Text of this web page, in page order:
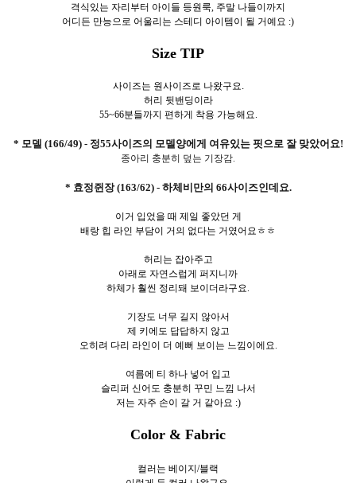
격식있는 자리부터 아이들 등원룩, 주말 나들이까지
어디든 만능으로 어울리는 스테디 아이템이 될 거예요 :)
Size TIP
사이즈는 원사이즈로 나왔구요.
허리 뒷밴딩이라
55~66분들까지 편하게 착용 가능해요.
* 모델 (166/49) - 정55사이즈의 모델양에게 여유있는 핏으로 잘 맞았어요!
종아리 충분히 덮는 기장감.
* 효정쥔장 (163/62) - 하체비만의 66사이즈인데요.
이거 입었을 때 제일 좋았던 게
배랑 힙 라인 부담이 거의 없다는 거였어요ㅎㅎ
허리는 잡아주고
아래로 자연스럽게 퍼지니까
하체가 훨씬 정리돼 보이더라구요.
기장도 너무 길지 않아서
제 키에도 답답하지 않고
오히려 다리 라인이 더 예뻐 보이는 느낌이에요.
여름에 티 하나 넣어 입고
슬리퍼 신어도 충분히 꾸민 느낌 나서
저는 자주 손이 갈 거 같아요 :)
Color & Fabric
컬러는 베이지/블랙